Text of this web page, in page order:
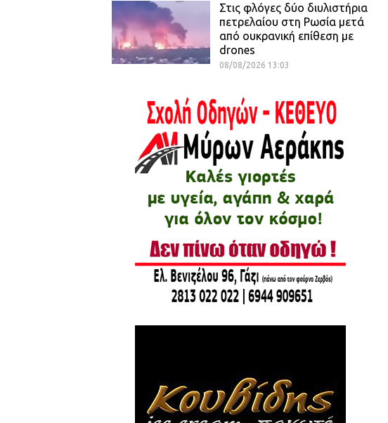
Στις φλόγες δύο διυλιστήρια
πετρελαίου στη Ρωσία μετά
από ουκρανική επίθεση με
drones
08/08/2026 13:03